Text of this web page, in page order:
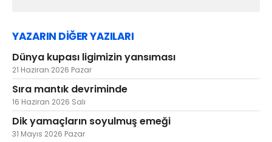
YAZARIN DİĞER YAZILARI
Dünya kupası ligimizin yansıması
21 Haziran 2026 Pazar
Sıra mantık devriminde
16 Haziran 2026 Salı
Dik yamaçların soyulmuş emeği
31 Mayıs 2026 Pazar